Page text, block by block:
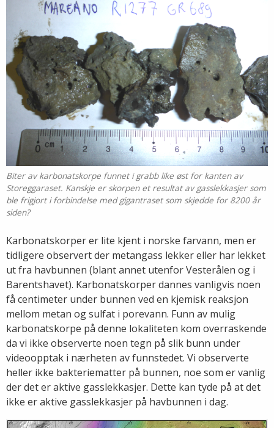
Biter av karbonatskorpe funnet i grabb like øst for kanten av
Storeggaraset. Kanskje er skorpen et resultat av gasslekkasjer som
ble frigjort i forbindelse med gigantraset som skjedde for 8200 år
siden?
Karbonatskorper er lite kjent i norske farvann, men er
tidligere observert der metangass lekker eller har lekket
ut fra havbunnen (blant annet utenfor Vesterålen og i
Barentshavet). Karbonatskorper dannes vanligvis noen
få centimeter under bunnen ved en kjemisk reaksjon
mellom metan og sulfat i porevann. Funn av mulig
karbonatskorpe på denne lokaliteten kom overraskende
da vi ikke observerte noen tegn på slik bunn under
videoopptak i nærheten av funnstedet. Vi observerte
heller ikke bakteriematter på bunnen, noe som er vanlig
der det er aktive gasslekkasjer. Dette kan tyde på at det
ikke er aktive gasslekkasjer på havbunnen i dag.